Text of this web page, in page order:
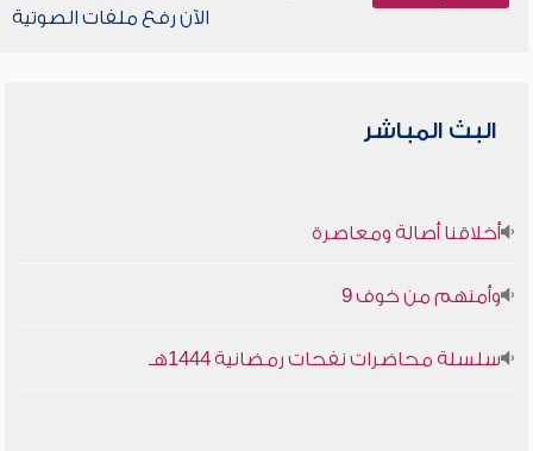
الآن رفع ملفات الصوتية
البث المباشر
أخلاقنا أصالة ومعاصرة
وأمنهم من خوف 9
سلسلة محاضرات نفحات رمضانية 1444هـ